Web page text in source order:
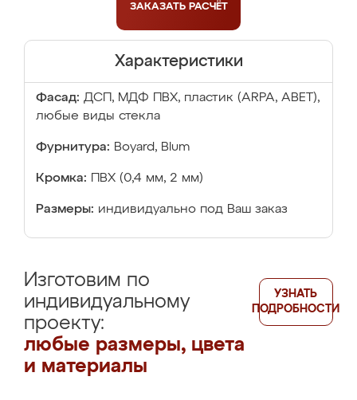
ЗАКАЗАТЬ РАСЧЁТ
Характеристики
Фасад: ДСП, МДФ ПВХ, пластик (ARPA, ABET),
любые виды стекла
Фурнитура: Boyard, Blum
Кромка: ПВХ (0,4 мм, 2 мм)
Размеры: индивидуально под Ваш заказ
Изготовим по
индивидуальному
проекту:
любые размеры, цвета
и материалы
УЗНАТЬ
ПОДРОБНОСТИ